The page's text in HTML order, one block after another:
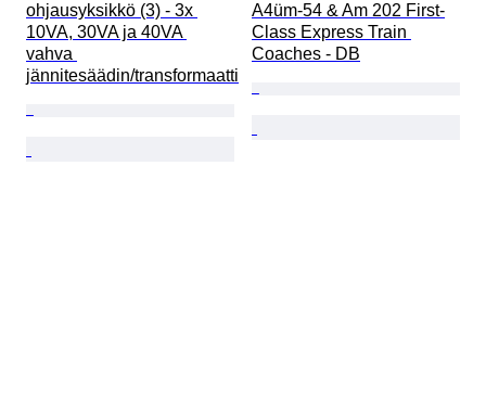
ohjausyksikkö (3) - 3x
10VA, 30VA ja 40VA
vahva
jännitesäädin/transformaatti
A4üm-54 & Am 202 First-
Class Express Train
Coaches - DB